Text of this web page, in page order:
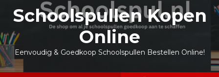
inhoud
Schoolspullen Kopen
Online
Eenvoudig & Goedkoop Schoolspullen Bestellen Online!